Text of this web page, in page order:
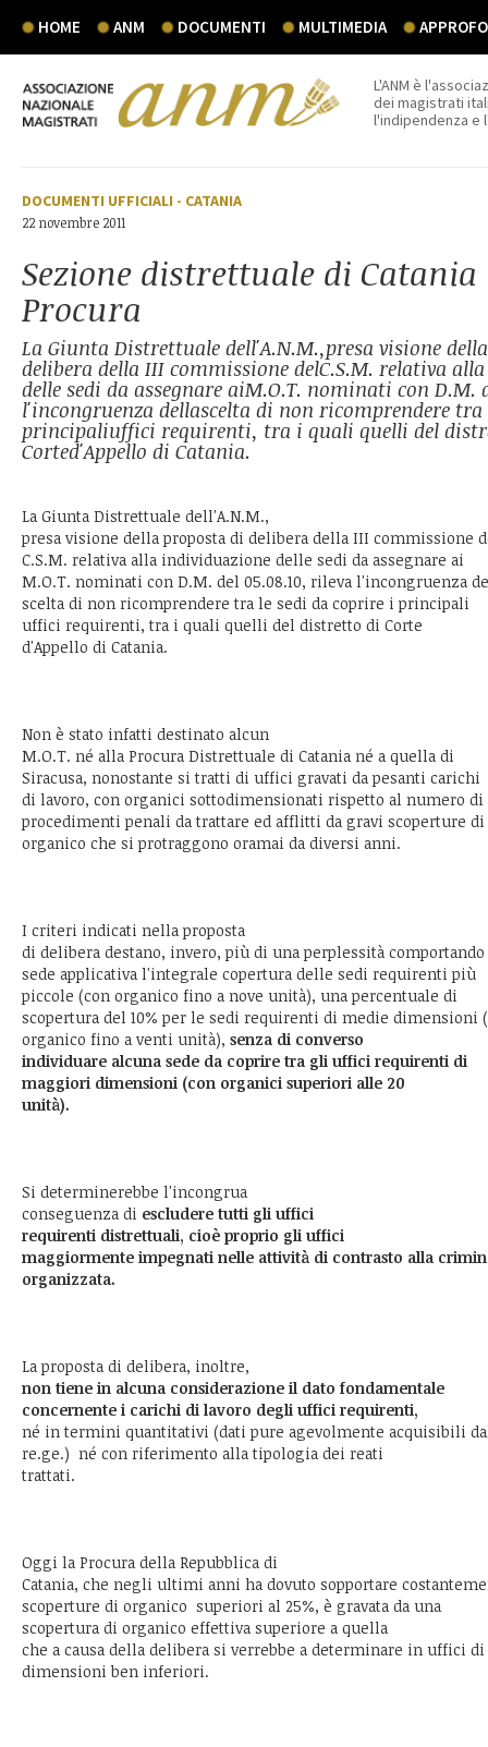
HOME ANM DOCUMENTI MULTIMEDIA
L'ANM è
dei magistrati
l'indipendenza e
DOCUMENTI UFFICIALI - CATANIA
22 novembre 2011
Sezione distrettuale di
Procura
La Giunta Distrettuale dell'A.N.M.,presa visione
delibera della III commissione delC.S.M. relativa
delle sedi da assegnare aiM.O.T. nominati con D.M.
l'incongruenza dellascelta di non ricomprendere
principaliuffici requirenti, tra i quali quelli del
Corted'Appello di Catania.
La Giunta Distrettuale dell'A.N.M.,
presa visione della proposta di delibera della III commissione
C.S.M. relativa alla individuazione delle sedi da assegnare ai
M.O.T. nominati con D.M. del 05.08.10, rileva l'incongruenza
scelta di non ricomprendere tra le sedi da coprire i principali
uffici requirenti, tra i quali quelli del distretto di Corte
d'Appello di Catania.
Non è stato infatti destinato alcun
M.O.T. né alla Procura Distrettuale di Catania né a quella di
Siracusa, nonostante si tratti di uffici gravati da pesanti carichi
di lavoro, con organici sottodimensionati rispetto al numero di
procedimenti penali da trattare ed afflitti da gravi scoperture di
organico che si protraggono oramai da diversi anni.
I criteri indicati nella proposta
di delibera destano, invero, più di una perplessità
sede applicativa l'integrale copertura delle sedi requirenti più
piccole (con organico fino a nove unità), una percentuale di
scopertura del 10% per le sedi requirenti di medie dimensioni
organico fino a venti unità), senza di converso
individuare alcuna sede da coprire tra gli uffici requirenti di
maggiori dimensioni (con organici superiori alle 20
unità).
Si determinerebbe l'incongrua
conseguenza di escludere tutti gli uffici
requirenti distrettuali, cioè proprio gli uffici
maggiormente impegnati nelle attività di contrasto alla
organizzata.
La proposta di delibera, inoltre,
non tiene in alcuna considerazione il dato fondamentale
concernente i carichi di lavoro degli uffici requirenti,
né in termini quantitativi (dati pure agevolmente acquisibili
re.ge.) né con riferimento alla tipologia dei reati
trattati.
Oggi la Procura della Repubblica di
Catania, che negli ultimi anni ha dovuto sopportare
scoperture di organico superiori al 25%, è gravata da una
scopertura di organico effettiva superiore a quella
che a causa della delibera si verrebbe a determinare in uffici di
dimensioni ben inferiori.